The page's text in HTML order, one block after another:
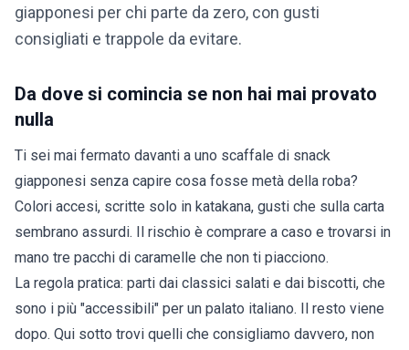
giapponesi per chi parte da zero, con gusti
consigliati e trappole da evitare.
Da dove si comincia se non hai mai provato
nulla
Ti sei mai fermato davanti a uno scaffale di snack
giapponesi senza capire cosa fosse metà della roba?
Colori accesi, scritte solo in katakana, gusti che sulla carta
sembrano assurdi. Il rischio è comprare a caso e trovarsi in
mano tre pacchi di caramelle che non ti piacciono.
La regola pratica: parti dai classici salati e dai biscotti, che
sono i più "accessibili" per un palato italiano. Il resto viene
dopo. Qui sotto trovi quelli che consigliamo davvero, non